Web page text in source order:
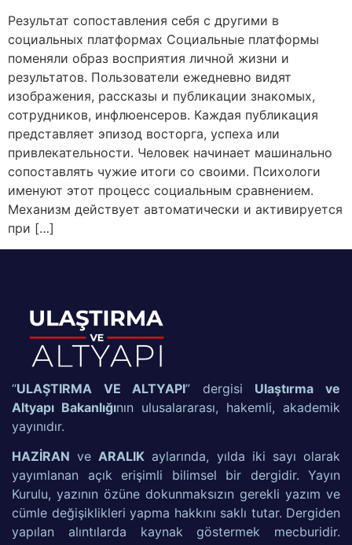
Результат сопоставления себя с другими в
социальных платформах Социальные платформы
поменяли образ восприятия личной жизни и
результатов. Пользователи ежедневно видят
изображения, рассказы и публикации знакомых,
сотрудников, инфлюенсеров. Каждая публикация
представляет эпизод восторга, успеха или
привлекательности. Человек начинает машинально
сопоставлять чужие итоги со своими. Психологи
именуют этот процесс социальным сравнением.
Механизм действует автоматически и активируется
при […]
“ULAŞTIRMA VE ALTYAPI” dergisi Ulaştırma ve
Altyapı Bakanlığının ulusalararası, hakemli, akademik
yayınıdır.
HAZİRAN veARALIK aylarında, yılda iki sayı olarak
yayımlanan açık erişimli bilimsel bir dergidir. Yayın
Kurulu, yazının özüne dokunmaksızın gerekli yazım ve
cümle değişiklikleri yapma hakkını saklı tutar. Dergiden
yapılan alıntılarda kaynak göstermek mecburidir.